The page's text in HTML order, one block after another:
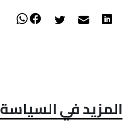
المزيد في السياسة